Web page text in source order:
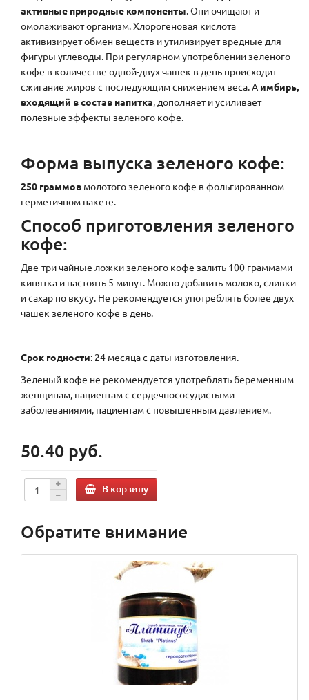
активные природные компоненты. Они очищают и
омолаживают организм. Хлорогеновая кислота
активизирует обмен веществ и утилизирует вредные для
фигуры углеводы. При регулярном употреблении зеленого
кофе в количестве одной-двух чашек в день происходит
сжигание жиров с последующим снижением веса. А имбирь,
входящий в состав напитка, дополняет и усиливает
полезные эффекты зеленого кофе.
Форма выпуска зеленого кофе:
250 граммов молотого зеленого кофе в фольгированном
герметичном пакете.
Способ приготовления зеленого
кофе:
Две-три чайные ложки зеленого кофе залить 100 граммами
кипятка и настоять 5 минут. Можно добавить молоко, сливки
и сахар по вкусу. Не рекомендуется употреблять более двух
чашек зеленого кофе в день.
Срок годности: 24 месяца с даты изготовления.
Зеленый кофе не рекомендуется употреблять беременным
женщинам, пациентам с сердечнососудистыми
заболеваниями, пациентам с повышенным давлением.
50.40 руб.
В корзину
Обратите внимание